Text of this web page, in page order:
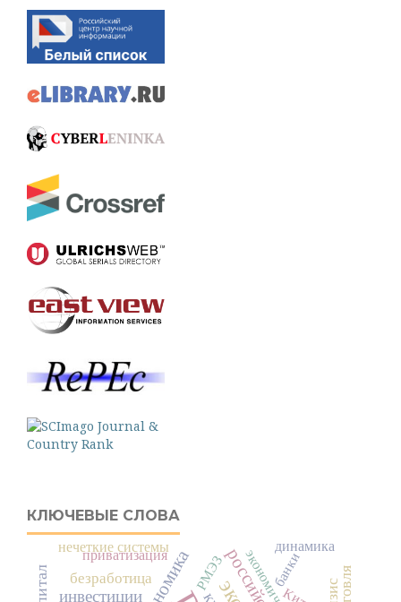
КЛЮЧЕВЫЕ СЛОВА
инвестиции
безработица
приватизация банки
РМЭЗ
нечеткие системы динамика